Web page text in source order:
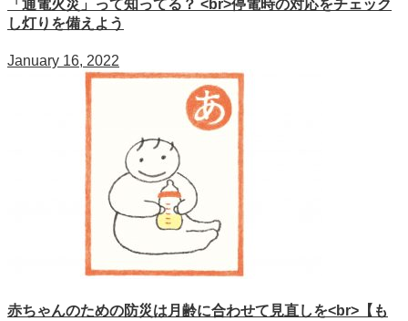
「通電火災」って知ってる？ <br>停電時の対応をチェック
し灯りを備えよう
January 16, 2022
赤ちゃんのための防災は月齢に合わせて見直しを<br>【も